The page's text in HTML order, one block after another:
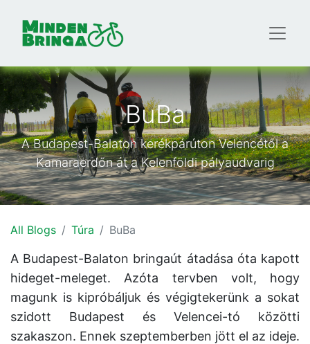
BuBa
A Budapest-Balaton kerékpárúton Velencétől a
Kamaraerdőn át a Kelenföldi pályaudvarig
All Blogs Túra BuBa
A Budapest-Balaton bringaút átadása óta kapott
hideget-meleget. Azóta tervben volt, hogy
magunk is kipróbáljuk és végigtekerünk a sokat
szidott Budapest és Velencei-tó közötti
szakaszon. Ennek szeptemberben jött el az ideje.